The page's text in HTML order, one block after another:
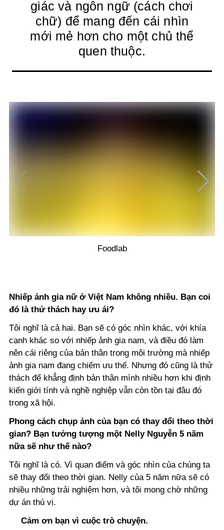
giác và ngôn ngữ (cách chơi
chữ) để mang đến cái nhìn
mới mẻ hơn cho một chủ thể
quen thuộc.
Foodlab
Nhiếp ảnh gia nữ ở Việt Nam không nhiều. Bạn coi
đó là thử thách hay ưu ái?
Tôi nghĩ là cả hai. Bạn sẽ có góc nhìn khác, với khía
cạnh khác so với nhiếp ảnh gia nam, và điều đó làm
nên cái riêng của bản thân trong môi trường mà nhiếp
ảnh gia nam đang chiếm ưu thế. Nhưng đó cũng là thử
thách để khẳng định bản thân mình nhiều hơn khi định
kiến giới tính và nghề nghiệp vẫn còn tồn tại đâu đó
trong xã hội.
Phong cách chụp ảnh của bạn có thay đổi theo thời
gian? Bạn tưởng tượng một Nelly Nguyễn 5 năm
nữa sẽ như thế nào?
Tôi nghĩ là có. Vì quan điểm và góc nhìn của chúng ta
sẽ thay đổi theo thời gian. Nelly của 5 năm nữa sẽ có
nhiều những trải nghiệm hơn, và tôi mong chờ những
dự án thú vị.
Cảm ơn bạn vì cuộc trò chuyện.